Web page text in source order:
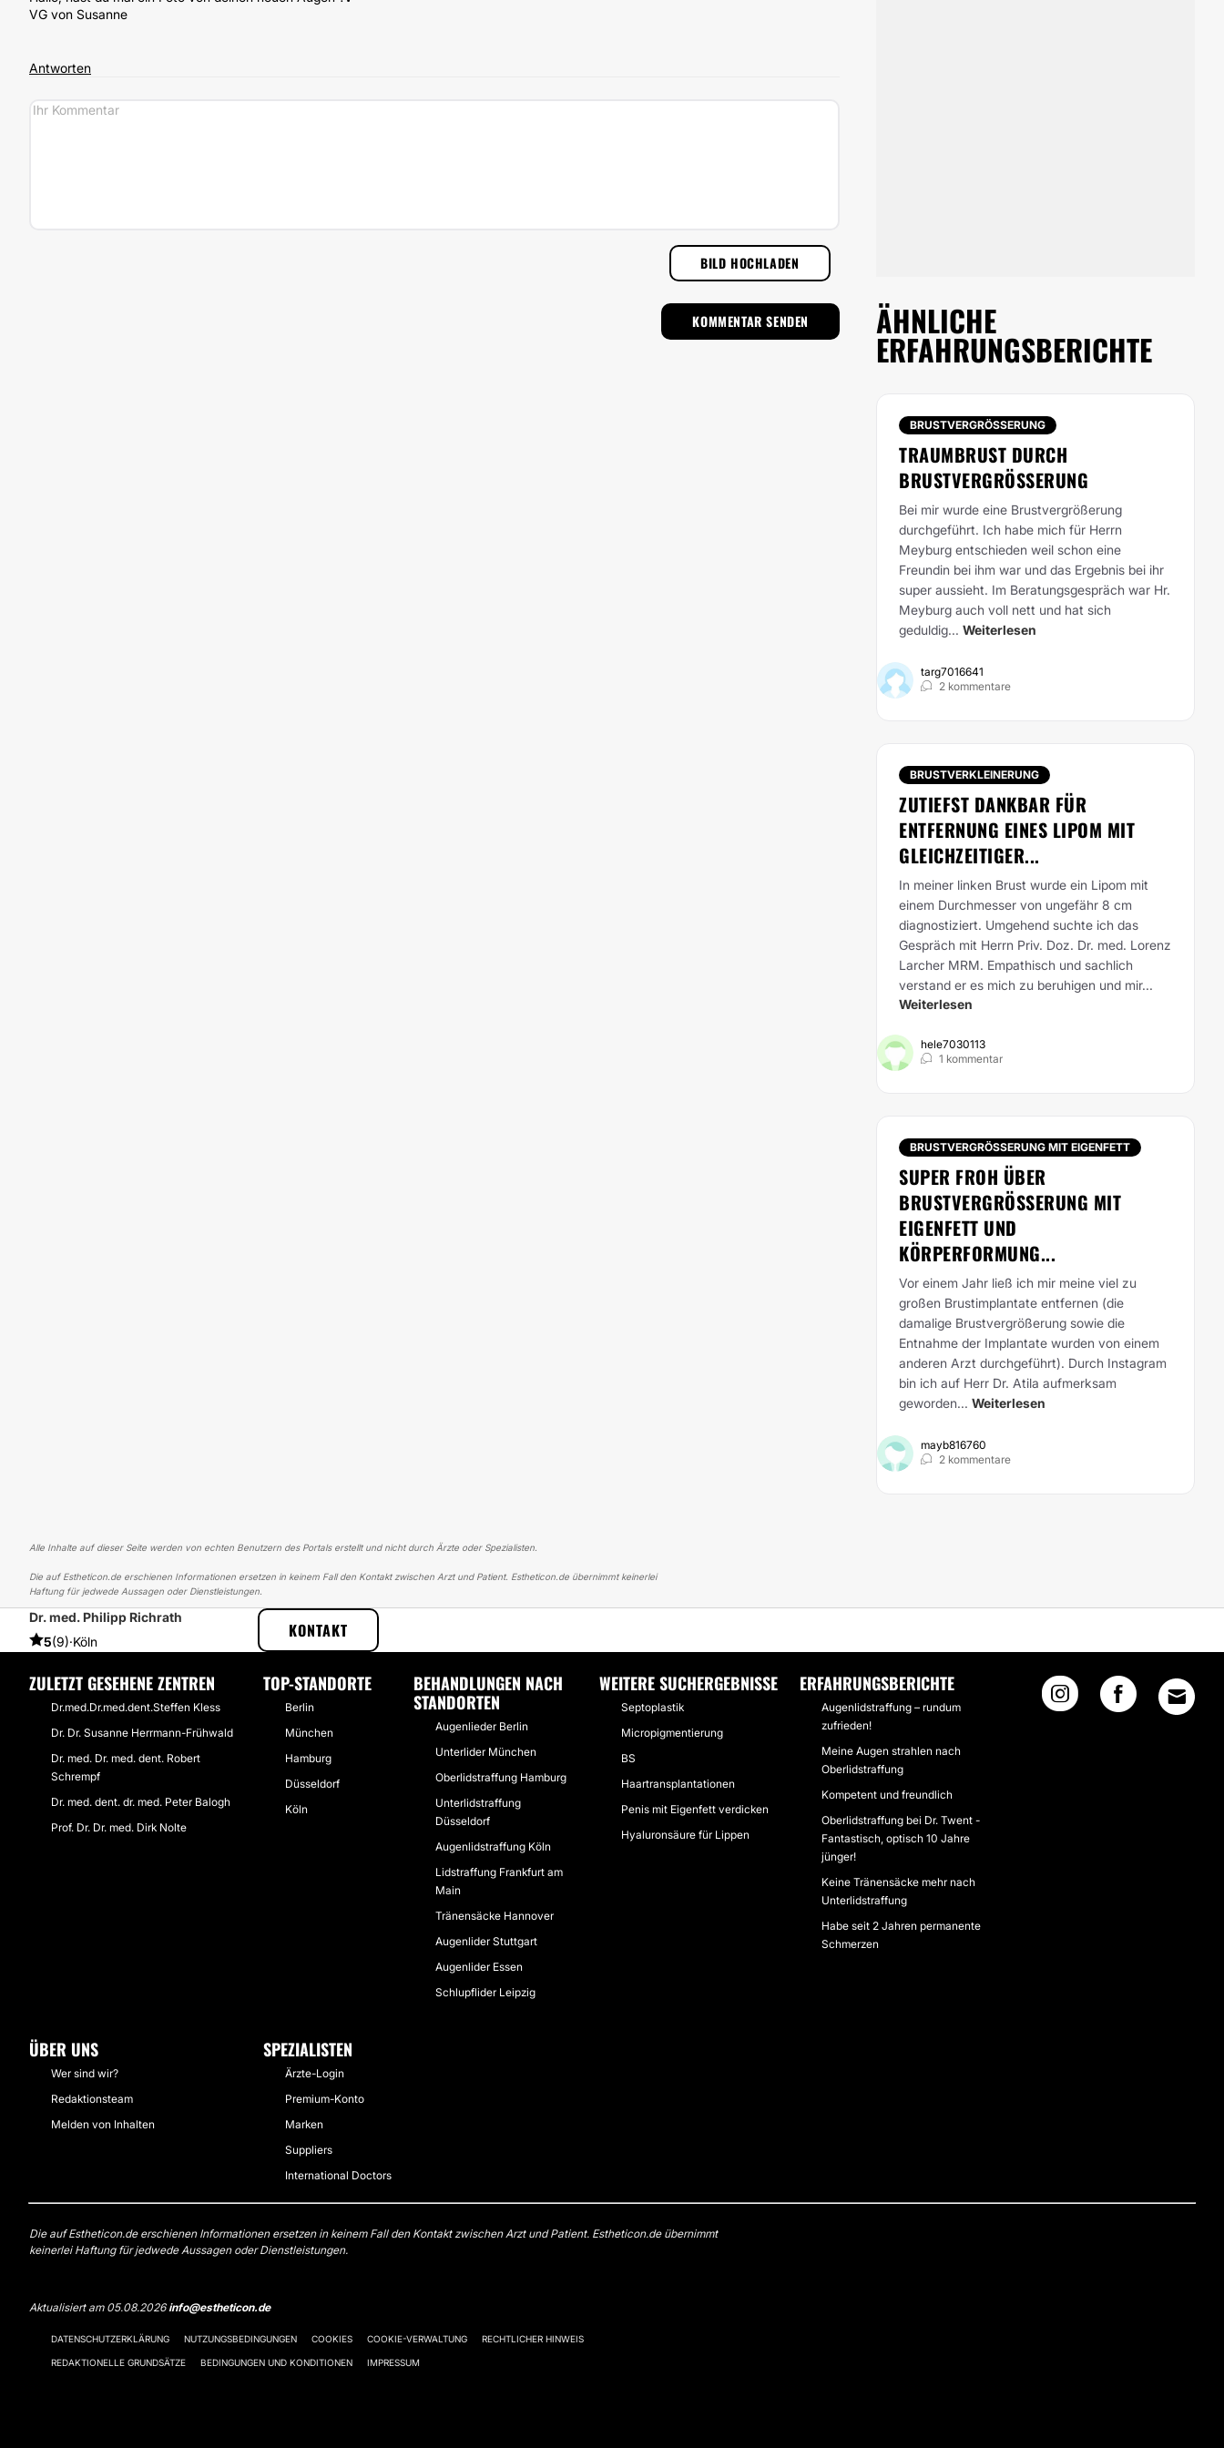
VG von Susanne
Antworten
BILD HOCHLADEN
ÄHNLICHE
ERFAHRUNGSBERICHTE
BRUSTVERGRÖSSERUNG
TRAUMBRUST DURCH
BRUSTVERGRÖSSERUNG
Bei mir wurde eine Brustvergrößerung
durchgeführt. Ich habe mich für Herrn
Meyburg entschieden weil schon eine
Freundin bei ihm war und das Ergebnis bei ihr
super aussieht. Im Beratungsgespräch war Hr.
Meyburg auch voll nett und hat sich
geduldig... Weiterlesen
targ7016641
2 kommentare
BRUSTVERKLEINERUNG
ZUTIEFST DANKBAR FÜR
ENTFERNUNG EINES LIPOM MIT
GLEICHZEITIGER...
In meiner linken Brust wurde ein Lipom mit
einem Durchmesser von ungefähr 8 cm
diagnostiziert. Umgehend suchte ich das
Gespräch mit Herrn Priv. Doz. Dr. med. Lorenz
Larcher MRM. Empathisch und sachlich
verstand er es mich zu beruhigen und mir...
Weiterlesen
hele7030113
1 kommentar
BRUSTVERGRÖSSERUNG MIT EIGENFETT
SUPER FROH ÜBER
BRUSTVERGRÖSSERUNG MIT E
IGENFETT UND K
ÖRPERFORMUNG...
Vor einem Jahr ließ ich mir meine viel zu
großen Brustimplantate entfernen (die
damalige Brustvergrößerung sowie die
Entnahme der Implantate wurden von einem
anderen Arzt durchgeführt). Durch Instagram
bin ich auf Herr Dr. Atila aufmerksam
geworden... Weiterlesen
mayb816760
2 kommentare
Alle Inhalte auf dieser Seite werden von echten Benutzern des Portals erstellt und nicht durch Ärzte oder Spezialisten.
Die auf Estheticon.de erschienen Informationen ersetzen in keinem Fall den Kontakt zwischen Arzt und Patient. Estheticon.de übernimmt keinerlei
Haftung für jedwede Aussagen oder Dienstleistungen.
Dr. med. Philipp Richrath
5(9)·Köln
KONTAKT
ESTHETICON ERFAHRUNGSBERICHTE ERFAHRUNGSBERICHTE ÜBER AUGENLIDSTRAFFUNG
ZULETZT GESEHENE ZENTREN
Dr.med.Dr.med.dent.Steffen Kless
Dr. Dr. Susanne Herrmann-Frühwald
Dr. med. Dr. med. dent. Robert
Schrempf
Dr. med. dent. dr. med. Peter Balogh
Prof. Dr. Dr. med. Dirk Nolte
TOP-STANDORTE
Berlin
München
Hamburg
Düsseldorf
Köln
BEHANDLUNGEN NACH
STANDORTEN
Augenlieder Berlin
Unterlider München
Oberlidstraffung Hamburg
Unterlidstraffung
Düsseldorf
Augenlidstraffung Köln
Lidstraffung Frankfurt am
Main
Tränensäcke Hannover
Augenlider Stuttgart
Augenlider Essen
Schlupflider Leipzig
WEITERE SUCHERGEBNISSE
Septoplastik
Micropigmentierung
BS
Haartransplantationen
Penis mit Eigenfett verdicken
Hyaluronsäure für Lippen
ERFAHRUNGSBERICHTE
Augenlidstraffung – rundum
zufrieden!
Meine Augen strahlen nach
Oberlidstraffung
Kompetent und freundlich
Oberlidstraffung bei Dr. Twent -
Fantastisch, optisch 10 Jahre
jünger!
Keine Tränensäcke mehr nach
Unterlidstraffung
Habe seit 2 Jahren permanente
Schmerzen
ÜBER UNS
Wer sind wir?
Redaktionsteam
Melden von Inhalten
SPEZIALISTEN
Ärzte-Login
Premium-Konto
Marken
Suppliers
International Doctors
Die auf Estheticon.de erschienen Informationen ersetzen in keinem Fall den Kontakt zwischen Arzt und Patient. Estheticon.de übernimmt
keinerlei Haftung für jedwede Aussagen oder Dienstleistungen.
Aktualisiert am 05.08.2026info@estheticon.de
DATENSCHUTZERKLÄRUNG NUTZUNGSBEDINGUNGEN COOKIES COOKIE-VERWALTUNG RECHTLICHER HINWEIS
REDAKTIONELLE GRUNDSÄTZE BEDINGUNGEN UND KONDITIONEN IMPRESSUM